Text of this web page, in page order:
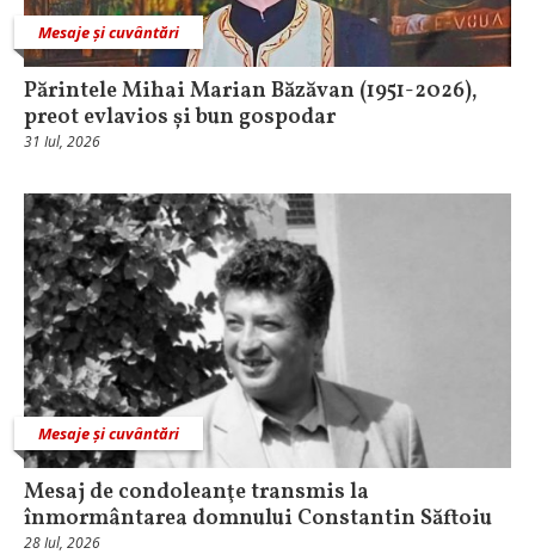
Mesaje și cuvântări
Părintele Mihai Marian Băzăvan (1951-2026),
preot evlavios și bun gospodar
31 Iul, 2026
Mesaje și cuvântări
Mesaj de condoleanţe transmis la
înmormântarea domnului Constantin Săftoiu
28 Iul, 2026